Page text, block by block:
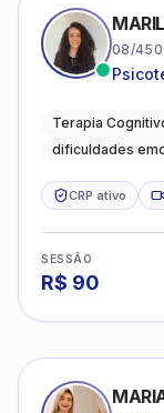
08/
Terapia
dificuldades
CRP ativo
SESSÃO
R$ 90